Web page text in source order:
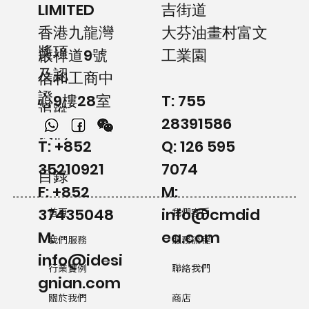
目錄
首頁
我們服務
我們客戶
服務流程
行業實例
關於我們
聯絡我們
商店
LIMITED
香港九龍灣
啟祥道9號
信和工商中
心9樓28室
T: +852
35210921
F: +852
37435048
M:
info@idesi
gnian.com
吉街道
大芬油畫村富文
工業園
T: 755
28391586
Q: 126 595
7074
M:
info@cmdid
ea.com
獎項
及認
證
追蹤
我們